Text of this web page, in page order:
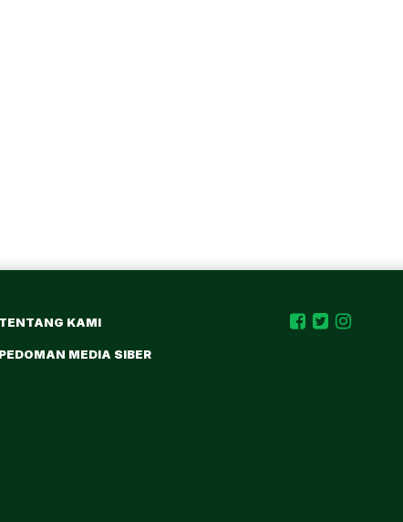
TENTANG KAMI
PEDOMAN MEDIA SIBER